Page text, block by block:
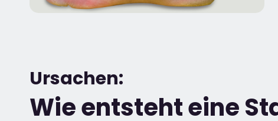
Ursachen:
Wie entsteht eine